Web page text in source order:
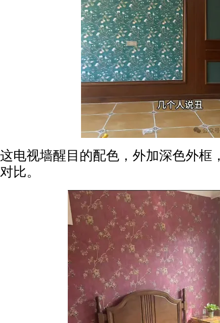
这电视墙醒目的配色，外加深色外框
对比。